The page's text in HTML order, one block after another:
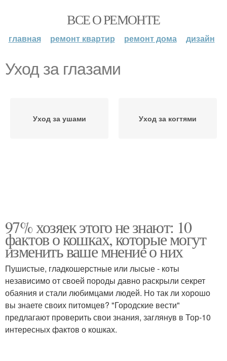
ВСЕ О РЕМОНТЕ
главная ремонт квартир ремонт дома дизайн
Уход за глазами
Уход за ушами Уход за когтями
97% хозяек этого не знают: 10
фактов о кошках, которые могут
изменить ваше мнение о них
Пушистые, гладкошерстные или лысые - коты
независимо от своей породы давно раскрыли секрет
обаяния и стали любимцами людей. Но так ли хорошо
вы знаете своих питомцев? "Городские вести"
предлагают проверить свои знания, заглянув в Тор-10
интересных фактов о кошках.